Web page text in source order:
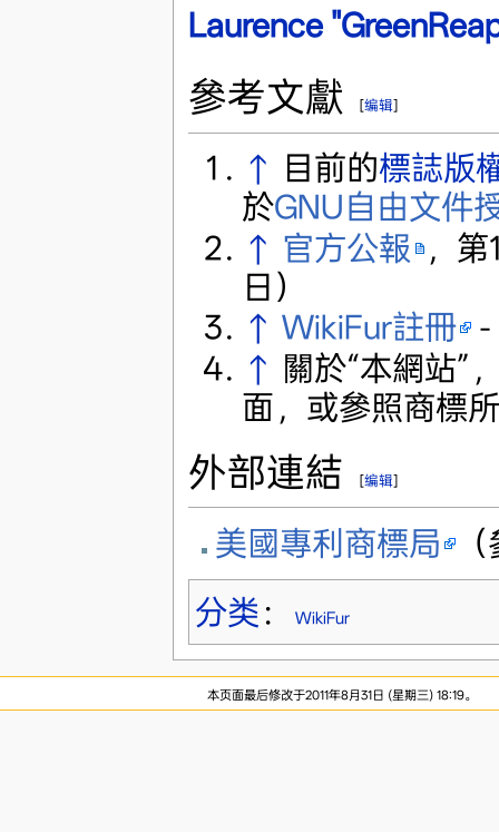
Laurence
參考文獻 [编辑]
↑ 目前的標誌版
於GNU自由文件
↑ 官方公報 ，第
日）
↑ WikiFur註冊 -
↑ 關於“本網站”
面，或參照商標
外部連結 [编辑]
美國專利商標局 （
分类 ： WikiFur
本页面最后修改于2011年8月31日 (星期三) 18:19。